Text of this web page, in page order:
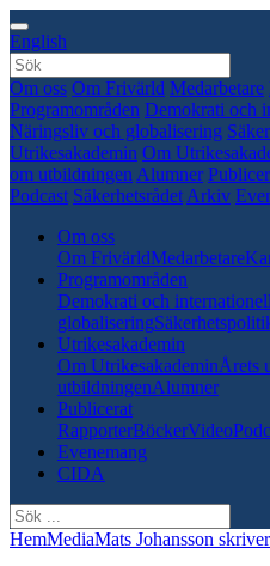
English
Om oss Om Frivärld Medarbetare
Programområden Demokrati och
Näringsliv och globalisering
Utrikesakademin Om
om utbildningen Alumner
Podcast Säkerhetsrådet Arkiv
Om oss
Om FrivärldMedarbetare
Programområden
Demokrati och
globalisering
Utrikesakademin
Om UtrikesakademinÅrets
utbildningenAlumner
Publicerat
RapporterBöckerVideo
Evenemang
CIDA
HemMediaMats Johansson